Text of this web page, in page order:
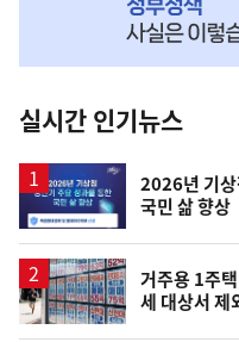
뉴
스
실시간 인기뉴스
2026년 기상
국민 삶 향상
거주용 1주
세 대상서 제